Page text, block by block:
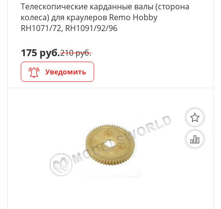
Телескопические карданные валы (сторона
колеса) для краулеров Remo Hobby
RH1071/72, RH1091/92/96
175 руб.210 руб.
Уведомить